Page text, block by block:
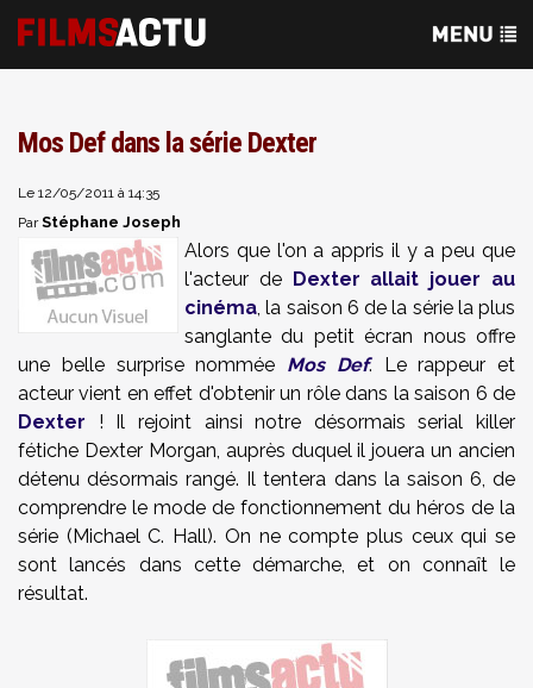
Mos Def dans la série Dexter
Le 12/05/2011 à 14:35
ParStéphane Joseph
Alors que l'on a appris il y a peu que
l'acteur de Dexter allait jouer au
cinéma, la saison 6 de la série la plus
sanglante du petit écran nous offre
une belle surprise nommée Mos Def. Le rappeur et
acteur vient en effet d'obtenir un rôle dans la saison 6 de
Dexter ! Il rejoint ainsi notre désormais serial killer
fétiche Dexter Morgan, auprès duquel il jouera un ancien
détenu désormais rangé. Il tentera dans la saison 6, de
comprendre le mode de fonctionnement du héros de la
série (Michael C. Hall). On ne compte plus ceux qui se
sont lancés dans cette démarche, et on connaît le
résultat.